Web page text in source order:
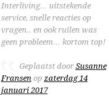
Interliving… uitstekende
service, snelle reacties op
vragen.. en ook ruilen was
geen probleem… kortom top!
Geplaatst door Susanne
Fransenop zaterdag 14
januari 2017